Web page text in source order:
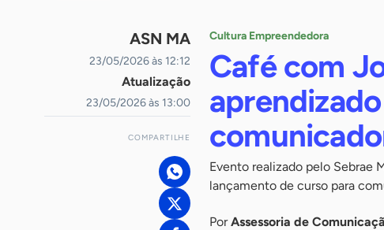
ASN MA
23/05/2026 às 12:12
Atualização
23/05/2026 às 13:00
COMPARTILHE
Cultura Empreendedora
Café com
Evento realizado pelo Sebrae
lançamento de curso para
PorAssessoria de